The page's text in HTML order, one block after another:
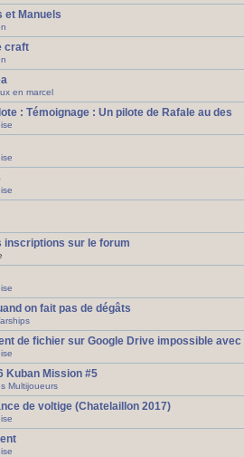
et Manuels
craft
en marcel
: Témoignage : Un pilote de Rafale au des
inscriptions sur le forum
on fait pas de dégâts
de fichier sur Google Drive impossible avec
Kuban Mission #5
Multijoueurs
de voltige (Chatelaillon 2017)